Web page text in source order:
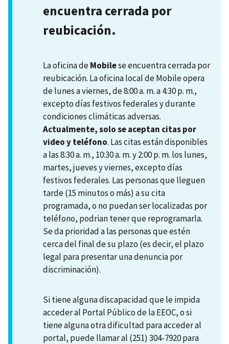
encuentra cerrada por
reubicación.
La oficina deMobilese encuentra cerrada por
reubicación. La oficina local de Mobile opera
de lunes a viernes, de 8:00 a. m. a 4:30 p. m.,
excepto días festivos federales y durante
condiciones climáticas adversas.
Actualmente, solo se aceptan citas por
video y teléfono. Las citas están disponibles
a las 8:30 a. m., 10:30 a. m. y 2:00 p. m. los lunes,
martes, jueves y viernes, excepto días
festivos federales. Las personas que lleguen
tarde (15 minutos o más) a su cita
programada, o no puedan ser localizadas por
teléfono, podrian tener que reprogramarla.
Se da prioridad a las personas que estén
cerca del final de su plazo (es decir, el plazo
legal para presentar una denuncia por
discriminación).
Si tiene alguna discapacidad que le impida
acceder al Portal Público de la EEOC, o si
tiene alguna otra dificultad para acceder al
portal, puede llamar al (251) 304-7920 para